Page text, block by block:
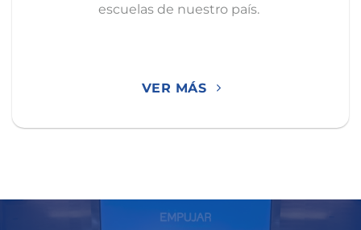
escuelas de nuestro país.
VER MÁS